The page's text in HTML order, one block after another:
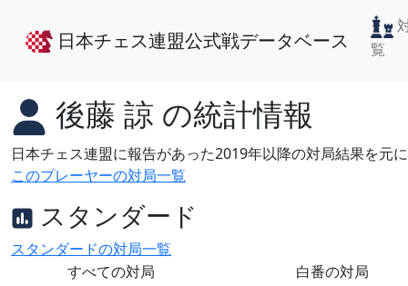
日本チェス連盟公式戦データベース
覧
後藤 諒 の統計情報
日本チェス連盟に報告があった2019年以降の対局結果を元
このプレーヤーの対局一覧
スタンダード
スタンダードの対局一覧
すべての対局
白番の対局